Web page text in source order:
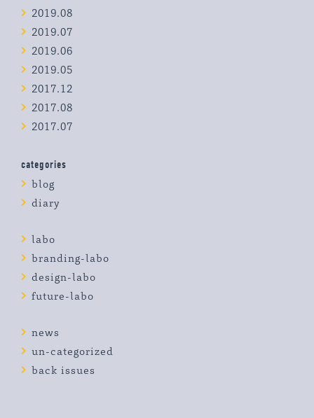
2019.08
2019.07
2019.06
2019.05
2017.12
2017.08
2017.07
categories
blog
diary
labo
branding-labo
design-labo
future-labo
news
un-categorized
back issues